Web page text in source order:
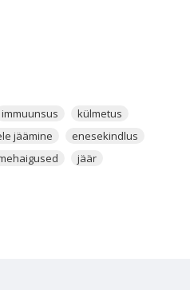
immuunsus
külmetus
jäämine
enesekindlus
jäär